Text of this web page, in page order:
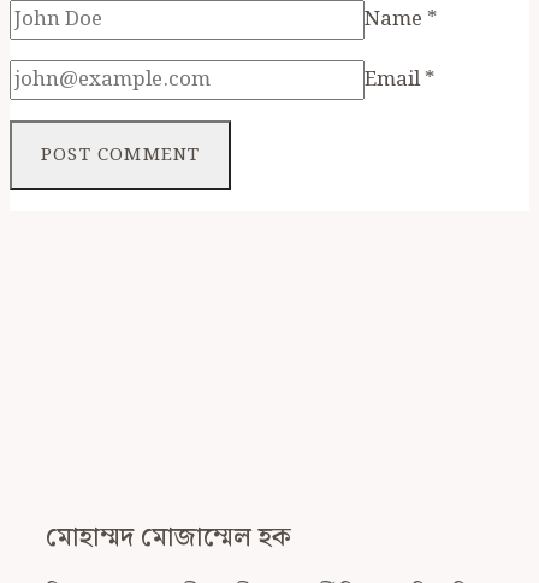
Name *
Email*
মোহাম্মদ মোজাম্মেল হক